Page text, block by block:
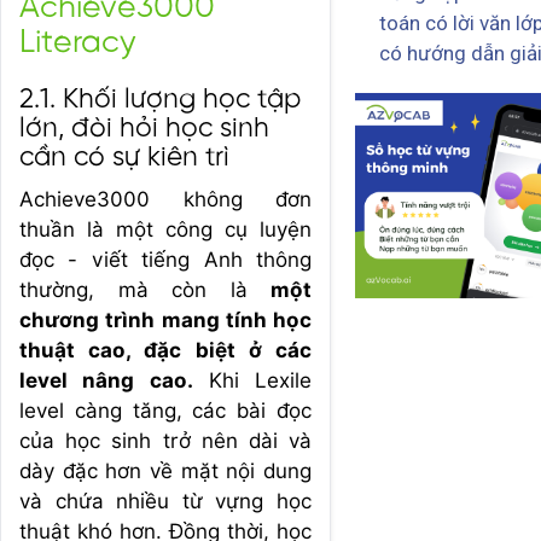
Achieve3000
Literacy
2.1. Khối lượng học tập
lớn, đòi hỏi học sinh
cần có sự kiên trì
Achieve3000 không đơn
thuần là một công cụ luyện
đọc - viết tiếng Anh thông
thường, mà còn là một
chương trình mang tính học
thuật cao, đặc biệt ở các
level nâng cao. Khi Lexile
level càng tăng, các bài đọc
của học sinh trở nên dài và
dày đặc hơn về mặt nội dung
và chứa nhiều từ vựng học
thuật khó hơn. Đồng thời, học
toán có lời văn
có hướng dẫn giải